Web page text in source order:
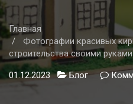
Главная
Фотографии красивых
строительства своими руками
01.12.2023 Блог